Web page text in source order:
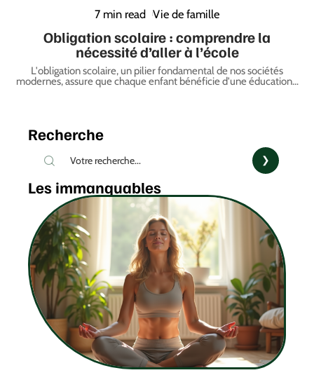
7 min read Vie de famille
Obligation scolaire : comprendre la
nécessité d’aller à l’école
L'obligation scolaire, un pilier fondamental de nos sociétés
modernes, assure que chaque enfant bénéficie d'une éducation…
Recherche
Les immanquables